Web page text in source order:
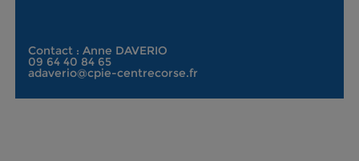
Contact : Anne DAVERIO
09 64 40 84 65
adaverio@cpie-centrecorse.fr